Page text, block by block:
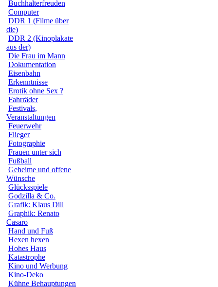
Buchhalterfreuden
Computer
DDR 1 (Filme über
die)
DDR 2 (Kinoplakate
aus der)
Die Frau im Mann
Dokumentation
Eisenbahn
Erkenntnisse
Erotik ohne Sex ?
Fahrräder
Festivals,
Veranstaltungen
Feuerwehr
Flieger
Fotographie
Frauen unter sich
Fußball
Geheime und offene
Wünsche
Glücksspiele
Godzilla & Co.
Grafik: Klaus Dill
Graphik: Renato
Casaro
Hand und Fuß
Hexen hexen
Hohes Haus
Katastrophe
Kino und Werbung
Kino-Deko
Kühne Behauptungen